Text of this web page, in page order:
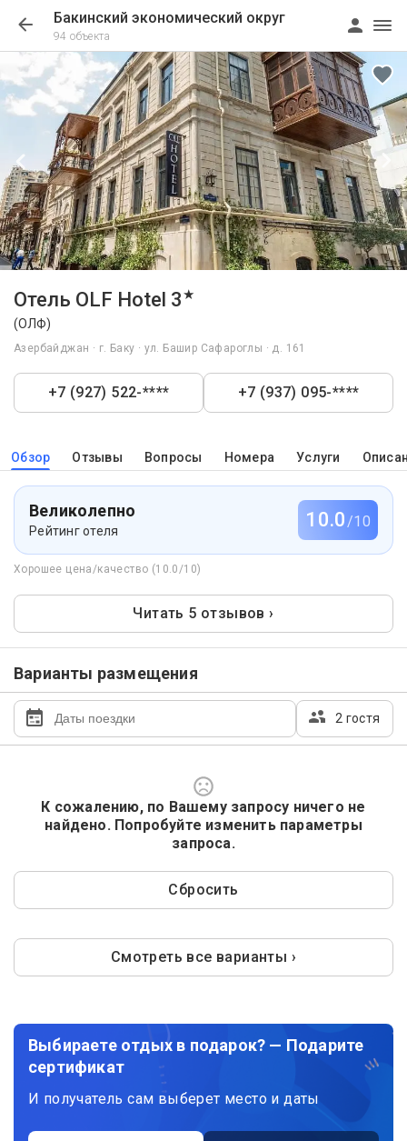
Бакинский экономический округ
94 объекта
Отель OLF Hotel 3★
(ОЛФ)
Азербайджан · г. Баку · ул. Башир Сафароглы · д. 161
+7 (927) 522-**** +7 (937) 095-****
Обзор Отзывы Вопросы Номера Услуги
Великолепно
Рейтинг отеля 10.0/10
Хорошее цена/качество (10.0/10)
Читать 5 отзывов ›
Варианты размещения
2 гостя
К сожалению, по Вашему запросу ничего не
найдено. Попробуйте изменить параметры
запроса.
Сбросить
Смотреть все варианты ›
Выбираете отдых в подарок? — Подарите
сертификат
И получатель сам выберет место и даты